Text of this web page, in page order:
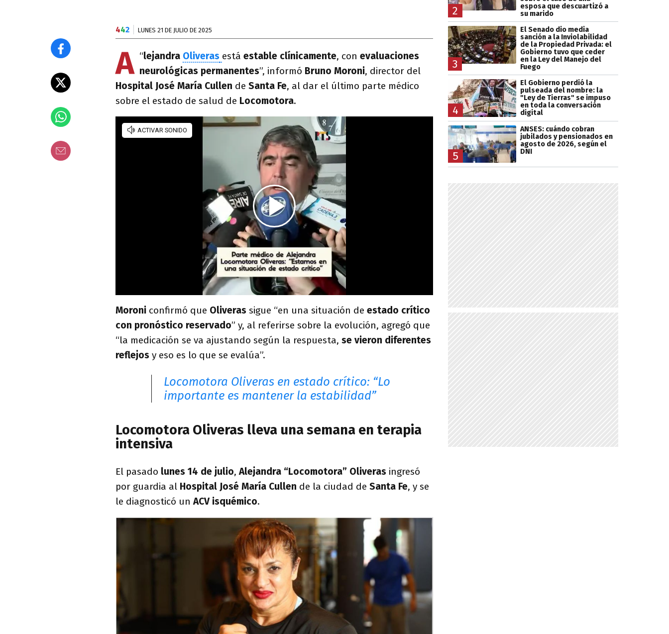
442 LUNES 21 DE JULIO DE 2025
“
A lejandra Oliveras está estable clínicamente, con evaluaciones
neurológicas permanentes”, informó Bruno Moroni, director del
Hospital José María Cullen de Santa Fe, al dar el último parte médico
sobre el estado de salud de Locomotora.
Moroni confirmó que Oliveras sigue “en una situación de estado crítico
con pronóstico reservado” y, al referirse sobre la evolución, agregó que
“la medicación se va ajustando según la respuesta, se vieron diferentes
reflejos y eso es lo que se evalúa”.
Locomotora Oliveras en estado crítico: “Lo
importante es mantener la estabilidad”
Locomotora Oliveras lleva una semana en terapia
intensiva
El pasado lunes 14 de julio,Alejandra “Locomotora” Oliveras ingresó
por guardia al Hospital José María Cullen de la ciudad de Santa Fe, y se
le diagnosticó unACV isquémico.
2
esposa que descuartizó a
su marido
3
El Senado dio media
sanción a la Inviolabilidad
de la Propiedad Privada: el
Gobierno tuvo que ceder
en la Ley del Manejo del
Fuego
4
El Gobierno perdió la
pulseada del nombre: la
"Ley de Tierras" se impuso
en toda la conversación
digital
5
ANSES: cuándo cobran
jubilados y pensionados en
agosto de 2026, según el
DNI